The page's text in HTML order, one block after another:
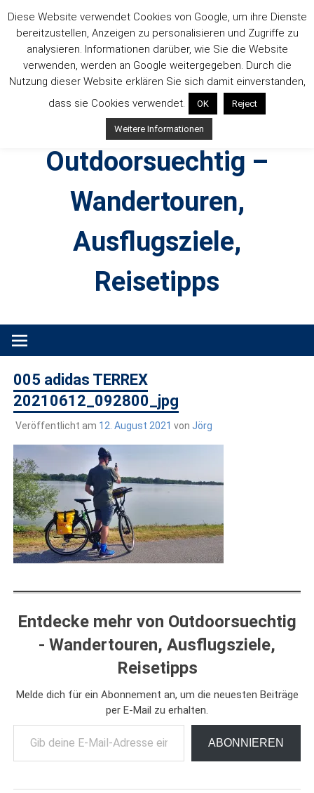
Inhalt
springen
Outdoorsuechtig –
Wandertouren,
Ausflugsziele,
Reisetipps
Produkttests und Buchrezensionen. Ein Blog für alle, die gern
005 adidas TERREX
20210612_092800_jpg
Veröffentlicht am 12. August 2021 von Jörg
Entdecke mehr von Outdoorsuechtig
- Wandertouren, Ausflugsziele,
Reisetipps
Melde dich für ein Abonnement an, um die neuesten Beiträge
per E-Mail zu erhalten.
Gib deine E-Mail-Adresse ein ...
ABONNIEREN
Diese Website verwendet Cookies von Google, um ihre Dienste
bereitzustellen, Anzeigen zu personalisieren und Zugriffe zu
analysieren. Informationen darüber, wie Sie die Website
verwenden, werden an Google weitergegeben. Durch die
Nutzung dieser Website erklären Sie sich damit einverstanden,
dass sie Cookies verwendet.
OK Reject
Weitere Informationen